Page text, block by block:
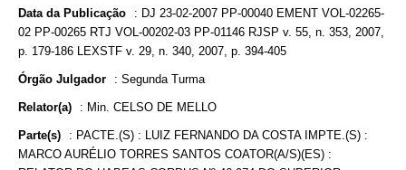
Data da Publicação : DJ 23-02-2007 PP-00040 EMENT VOL-02265-
02 PP-00265 RTJ VOL-00202-03 PP-01146 RJSP v. 55, n. 353, 2007,
p. 179-186 LEXSTF v. 29, n. 340, 2007, p. 394-405
Órgão Julgador : Segunda Turma
Relator(a) : Min. CELSO DE MELLO
Parte(s) : PACTE.(S) : LUIZ FERNANDO DA COSTA IMPTE.(S) :
MARCO AURÉLIO TORRES SANTOS COATOR(A/S)(ES) :